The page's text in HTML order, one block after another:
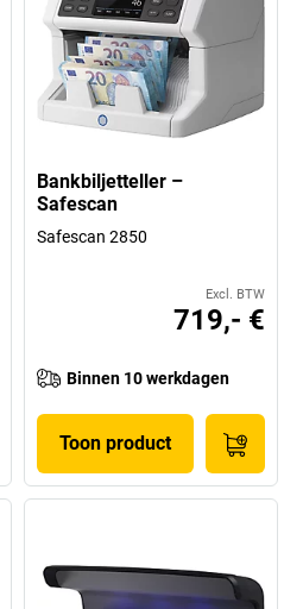
Bankbiljetteller –
Safescan
Safescan 2850
Excl. BTW
719,- €
Binnen 10 werkdagen
Toon product